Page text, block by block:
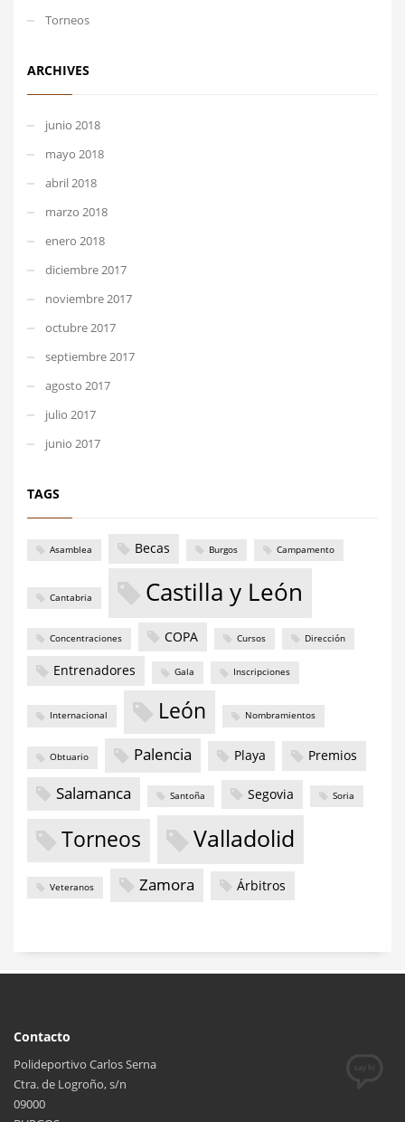
Torneos
ARCHIVES
junio 2018
mayo 2018
abril 2018
marzo 2018
enero 2018
diciembre 2017
noviembre 2017
octubre 2017
septiembre 2017
agosto 2017
julio 2017
junio 2017
TAGS
Asamblea Becas Burgos Campamento
Cantabria Castilla y León
Concentraciones COPA Cursos Dirección
Entrenadores Gala Inscripciones
Internacional León Nombramientos
Obtuario Palencia Playa Premios
Salamanca Santoña Segovia Soria
Torneos Valladolid
Veteranos Zamora Árbitros
Contacto
Polideportivo Carlos Serna
Ctra. de Logroño, s/n
09000